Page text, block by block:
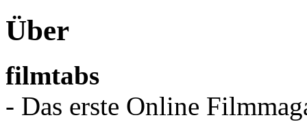
Über
filmtabs
- Das erste Online